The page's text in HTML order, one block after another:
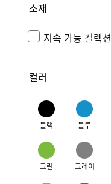
소재
지속 가능 컬렉션
컬러
블랙 블루
그린 그레이